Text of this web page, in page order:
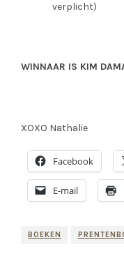
verplicht)
WINNAAR IS KIM
XOXO Nathalie
Facebook
E-mail
BOEKEN